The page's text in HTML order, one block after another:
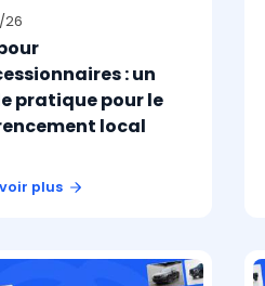
26
: un
pratique pour le
local
plus